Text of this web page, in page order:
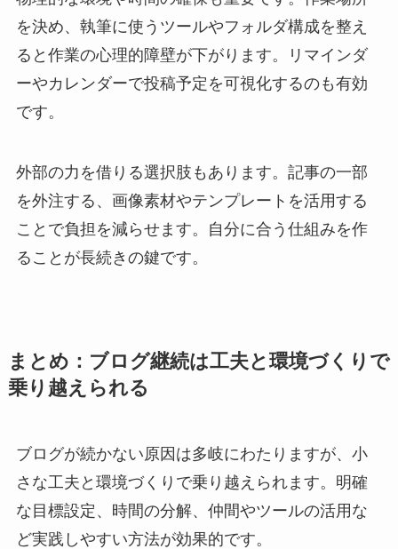
を決め、執筆に使うツールやフォルダ構成を整え
ると作業の心理的障壁が下がります。リマインダ
ーやカレンダーで投稿予定を可視化するのも有効
です。
外部の力を借りる選択肢もあります。記事の一部
を外注する、画像素材やテンプレートを活用する
ことで負担を減らせます。自分に合う仕組みを作
ることが長続きの鍵です。
まとめ：ブログ継続は工夫と環境づくりで
乗り越えられる
ブログが続かない原因は多岐にわたりますが、小
さな工夫と環境づくりで乗り越えられます。明確
な目標設定、時間の分解、仲間やツールの活用な
ど実践しやすい方法が効果的です。